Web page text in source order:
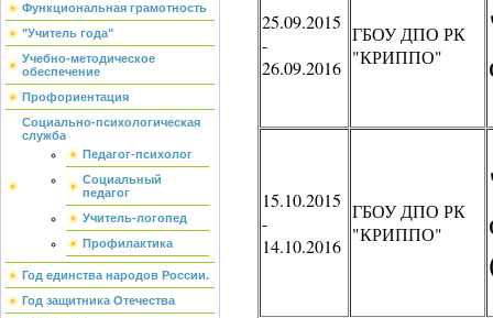
Функциональная грамотность
"Учитель года"
Учебно-методическое
обеспечение
Профориентация
Социально-психологическая
служба
Педагог-психолог
Социальный
педагог
Учитель-логопед
Профилактика
Год единства народов России.
Год защитника Отечества
25.09.2015
-
26.09.2016
ГБОУ ДПО РК
"КРИППО"
15.10.2015
-
14.10.2016
ГБОУ ДПО РК
"КРИППО"